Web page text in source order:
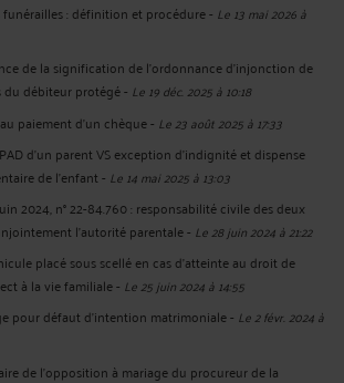
: définition et procédure- Le 13 mai 2026 à
de la signification de l’ordonnance d’injonction de
du débiteur protégé- Le 19 déc. 2025 à 10:18
paiement d’un chèque- Le 23 août 2025 à 17:33
d'un parent VS exception d'indignité et dispense
de l'enfant- Le 14 mai 2025 à 13:03
2024, n° 22-84.760 : responsabilité civile des deux
l’autorité parentale- Le 28 juin 2024 à 21:22
placé sous scellé en cas d'atteinte au droit de
à la vie familiale- Le 25 juin 2024 à 14:55
pour défaut d'intention matrimoniale- Le 2 févr. 2024 à
de l’opposition à mariage du procureur de la